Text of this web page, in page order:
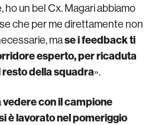
un bel Cx. Magari abbiamo
che per me direttamente non
mase i feedback ti
esperto, per ricaduta
resto della squadra».
vedere con il campione
è lavorato nel pomeriggio